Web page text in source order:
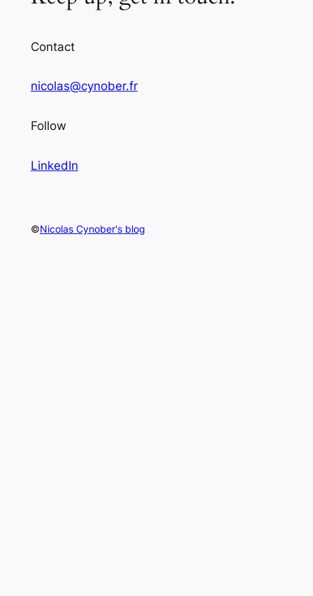
Contact
nicolas@cynober.fr
Follow
LinkedIn
©Nicolas Cynober's blog